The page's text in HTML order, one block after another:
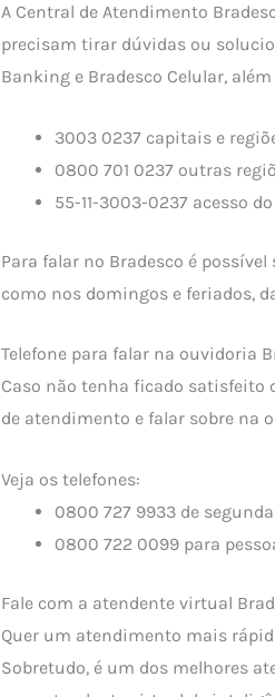
A Central de Atendimento
precisam tirar dúvidas ou
Banking e Bradesco Celular,
3003 0237 capitais e
0800 701 0237 outras
55-11-3003-0237 acesso
Para falar no Bradesco é
como nos domingos e feriados,
Telefone para falar na ouvidoria
Caso não tenha ficado satisfeito
de atendimento e falar sobre na
Veja os telefones:
0800 727 9933 de
0800 722 0099 para
Fale com a atendente virtual
Quer um atendimento mais
Sobretudo, é um dos melhores